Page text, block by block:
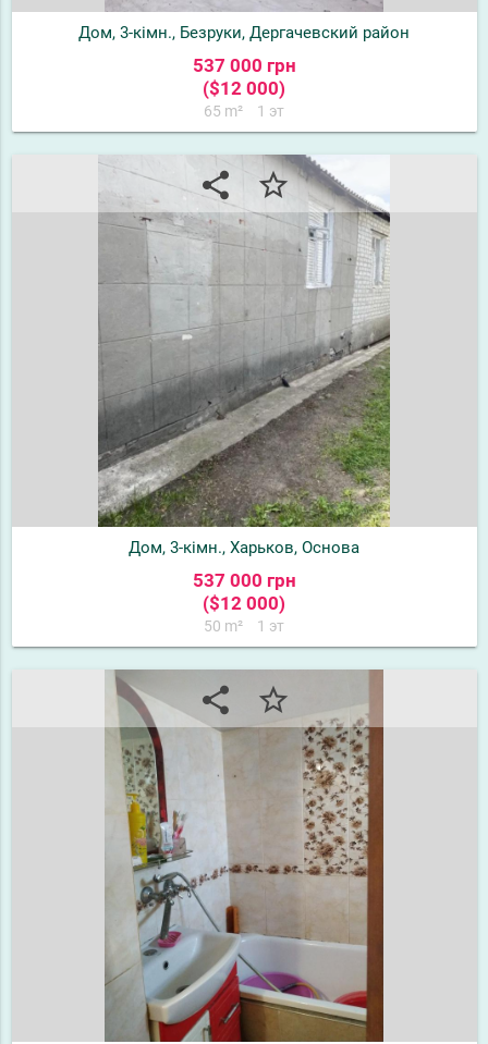
Дом, 3-кімн., Безруки, Дергачевский район
537 000 грн
($12 000)
65 m² 1 эт
share star_border
Дом, 3-кімн., Харьков, Основа
537 000 грн
($12 000)
50 m² 1 эт
share star_border